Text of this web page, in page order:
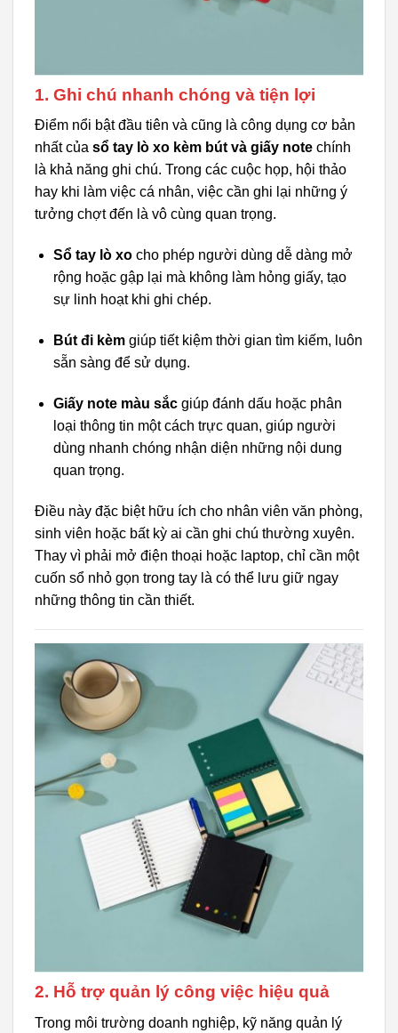
1. Ghi chú nhanh chóng và tiện lợi
Điểm nổi bật đầu tiên và cũng là công dụng cơ bản
nhất của sổ tay lò xo kèm bút và giấy note chính
là khả năng ghi chú. Trong các cuộc họp, hội thảo
hay khi làm việc cá nhân, việc cần ghi lại những ý
tưởng chợt đến là vô cùng quan trọng.
Sổ tay lò xocho phép người dùng dễ dàng mở
rộng hoặc gập lại mà không làm hỏng giấy, tạo
sự linh hoạt khi ghi chép.
Bút đi kèmgiúp tiết kiệm thời gian tìm kiếm, luôn
sẵn sàng để sử dụng.
Giấy note màu sắcgiúp đánh dấu hoặc phân
loại thông tin một cách trực quan, giúp người
dùng nhanh chóng nhận diện những nội dung
quan trọng.
Điều này đặc biệt hữu ích cho nhân viên văn phòng,
sinh viên hoặc bất kỳ ai cần ghi chú thường xuyên.
Thay vì phải mở điện thoại hoặc laptop, chỉ cần một
cuốn sổ nhỏ gọn trong tay là có thể lưu giữ ngay
những thông tin cần thiết.
2. Hỗ trợ quản lý công việc hiệu quả
Trong môi trường doanh nghiệp, kỹ năng quản lý